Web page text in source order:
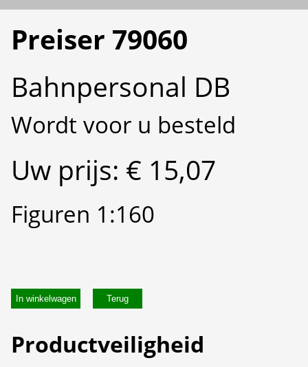
Preiser 79060
Bahnpersonal DB
Wordt voor u besteld
Uw prijs: € 15,07
Figuren 1:160
In winkelwagen
Productveiligheid